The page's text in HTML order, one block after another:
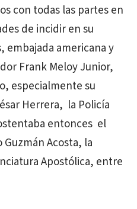
con todas las partes en
de incidir en su
embajada americana y
Frank Meloy Junior,
especialmente su
Herrera, la Policía
entonces el
Acosta, la
Apostólica, entre